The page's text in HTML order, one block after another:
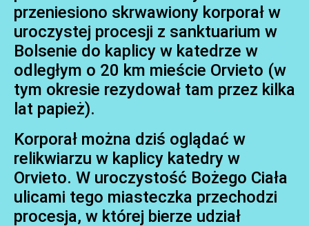
przeniesiono skrwawiony korporał w
uroczystej procesji z sanktuarium w
Bolsenie do kaplicy w katedrze w
odległym o 20 km mieście Orvieto (w
tym okresie rezydował tam przez kilka
lat papież).
Korporał można dziś oglądać w
relikwiarzu w kaplicy katedry w
Orvieto. W uroczystość Bożego Ciała
ulicami tego miasteczka przechodzi
procesja, w której bierze udział